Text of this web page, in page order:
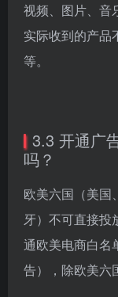
视频、图片、音
实际收到的产品
等。
3.3 开通广
吗？
欧美六国（美国
牙）不可直接投
通欧美电商白名
告），除欧美六